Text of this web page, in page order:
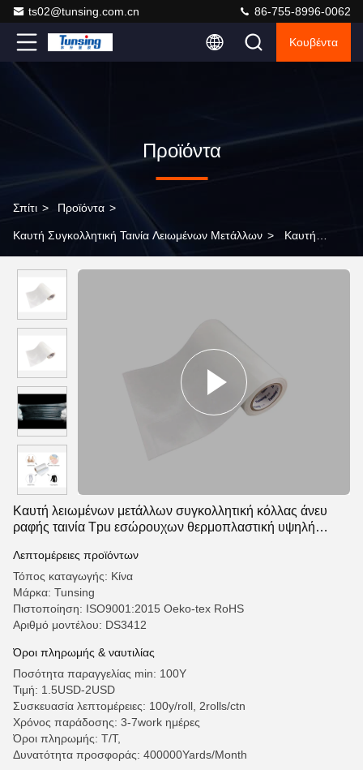
ts02@tunsing.com.cn 86-755-8996-0062
Κουβέντα
Προϊόντα
Σπίτι > Προϊόντα >
Καυτή Συγκολλητική Ταινία Λειωμένων Μετάλλων > Καυτή
εσώρουχων θερμοπλαστική υψηλή ελαστική
Καυτή λειωμένων μετάλλων συγκολλητική κόλλας άνευ
ραφής ταινία Tpu εσώρουχων θερμοπλαστική υψηλή
Λεπτομέρειες προϊόντων
Τόπος καταγωγής: Κίνα
Μάρκα: Tunsing
Πιστοποίηση: ISO9001:2015 Oeko-tex RoHS
Αριθμό μοντέλου: DS3412
Όροι πληρωμής & ναυτιλίας
Ποσότητα παραγγελίας min: 100Y
Τιμή: 1.5USD-2USD
Συσκευασία λεπτομέρειες: 100y/roll, 2rolls/ctn
Χρόνος παράδοσης: 3-7work ημέρες
Όροι πληρωμής: T/T,
Δυνατότητα προσφοράς: 400000Yards/Month